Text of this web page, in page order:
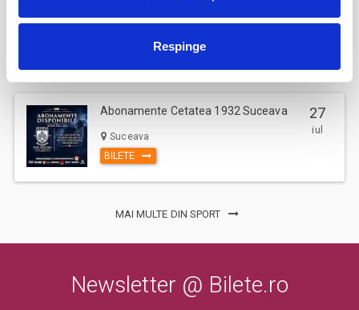
Respinge
Abonamente Politehnica Timisoara
iul
Abonamente Cetatea 1932 Suceava
Suceava
BILETE
27
iul
MAI MULTE DIN SPORT
Newsletter @ Bilete.ro